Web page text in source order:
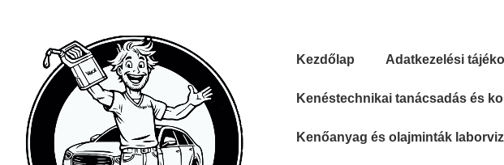
Kezdőlap Adatkezelési
Kenéstechnikai tanácsadás és
Kenőanyag és olajminták